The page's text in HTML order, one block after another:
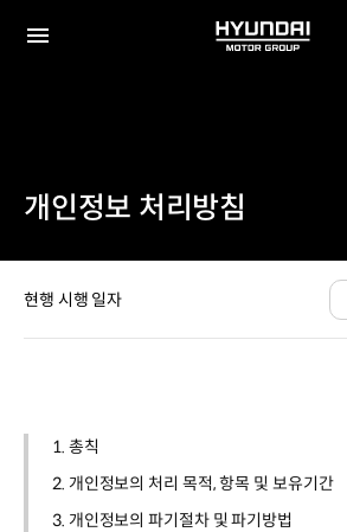
HYUNDAI
개인정보 처리방침
현행 시행 일자
1. 총칙
2. 개인정보의 처리 목적, 항목 및 보유기간
3. 개인정보의 파기절차 및 파기방법